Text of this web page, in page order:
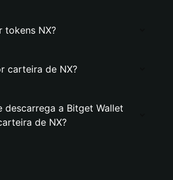
tokens NX?
carteira de NX?
descarrega a Bitget Wallet
de NX?